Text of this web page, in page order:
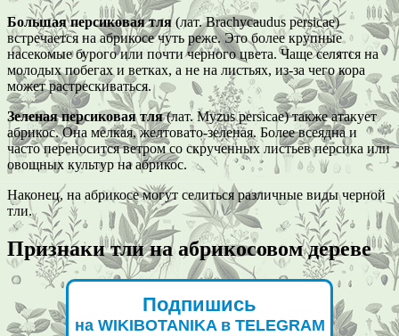
Большая персиковая тля(лат. Brachycaudus persicae)
встречается на абрикосе чуть реже. Это более крупные
насекомые бурого или почти черного цвета. Чаще селятся на
молодых побегах и ветках, а не на листьях, из-за чего кора
может растрескиваться.
Зеленая персиковая тля(лат. Myzus persicae) также атакует
абрикос. Она мелкая, желтовато-зеленая. Более всеядна и
часто переносится ветром со скрученных листьев персика или
овощных культур на абрикос.
Наконец, на абрикосе могут селиться различные виды черной
тли.
Признаки тли на абрикосовом дереве
Подпишись
на WIKIBOTANIKA в TELEGRAM